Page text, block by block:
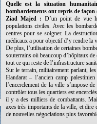
Quelle est la situation
bombardements ont repris de façon
Ziad Majed : D’un point de vue
populations civiles. Avec les
centres pour se soigner. La
médicaux a pour objectif d’y rendre la
De plus, l’utilisation de certaines
souterrains où beaucoup d’hôpitaux de
tout ce qui reste de l’infrastructure
Sur le terrain, militairement parlant,
Handarat – l’ancien camp
l’encerclement de la ville s’impose
contrôler tous les quartiers est
il y a des milliers de combattants.
axes très importants de la ville, et dire
de nouvelles négociations plus